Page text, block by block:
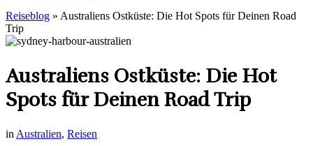
Reiseblog » Australiens Ostküste: Die Hot Spots für Deinen Road
Trip
Australiens Ostküste: Die Hot
Spots für Deinen Road Trip
in Australien, Reisen